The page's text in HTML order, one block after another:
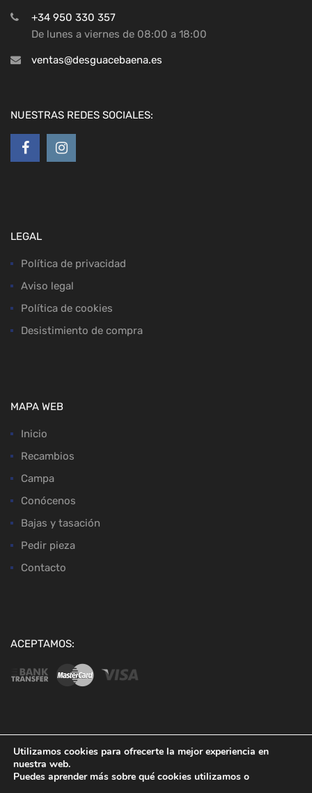
+34 950 330 357
De lunes a viernes de 08:00 a 18:00
ventas@desguacebaena.es
NUESTRAS REDES SOCIALES:
LEGAL
Política de privacidad
Aviso legal
Política de cookies
Desistimiento de compra
MAPA WEB
Inicio
Recambios
Campa
Conócenos
Bajas y tasación
Pedir pieza
Contacto
ACEPTAMOS:
Utilizamos cookies para ofrecerte la mejor experiencia en
nuestra web.
Puedes aprender más sobre qué cookies utilizamos o